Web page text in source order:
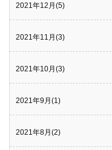
2021年12月(5)
2021年11月(3)
2021年10月(3)
2021年9月(1)
2021年8月(2)